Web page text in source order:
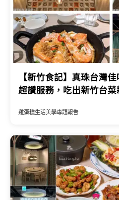
【新竹食記】真珠台灣
超讚服務，吃出新竹台菜
雞蛋糕生活美學專題報告